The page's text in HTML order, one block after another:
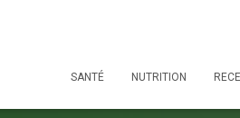
SANTÉ NUTRITION